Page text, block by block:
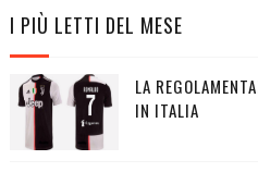
I PIÙ LETTI DEL MESE
LA
IN ITALIA